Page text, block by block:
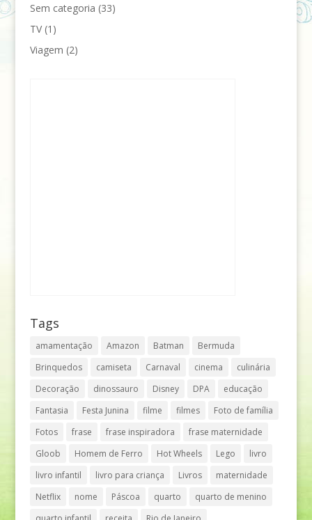
Sem categoria (33)
TV(1)
Viagem (2)
Tags
amamentação Amazon Batman
Bermuda
Brinquedos
camiseta Carnaval cinema
culinária
Decoração
dinossauro Disney DPA
educação
Fantasia
Festa Junina filme filmes
Foto de família
Fotos
frase frase inspiradora
frase maternidade
Gloob
Homem de Ferro Hot Wheels Lego
livro
livro infantil
livro para criança Livros
maternidade
Netflix
nome Páscoa quarto
quarto de menino